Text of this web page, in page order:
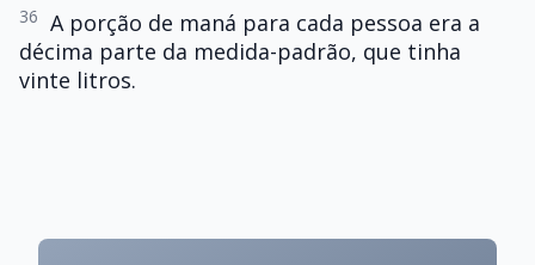
36 A porção de maná para cada pessoa era a
décima parte da medida-padrão, que tinha
vinte litros.